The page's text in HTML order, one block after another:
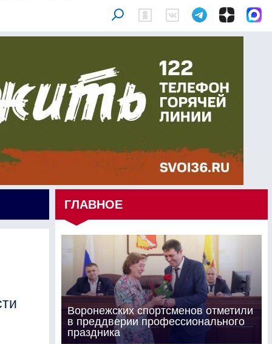
ГЛАВНОЕ
Воронежских спортсменов отметили
в преддверии профессионального
праздника